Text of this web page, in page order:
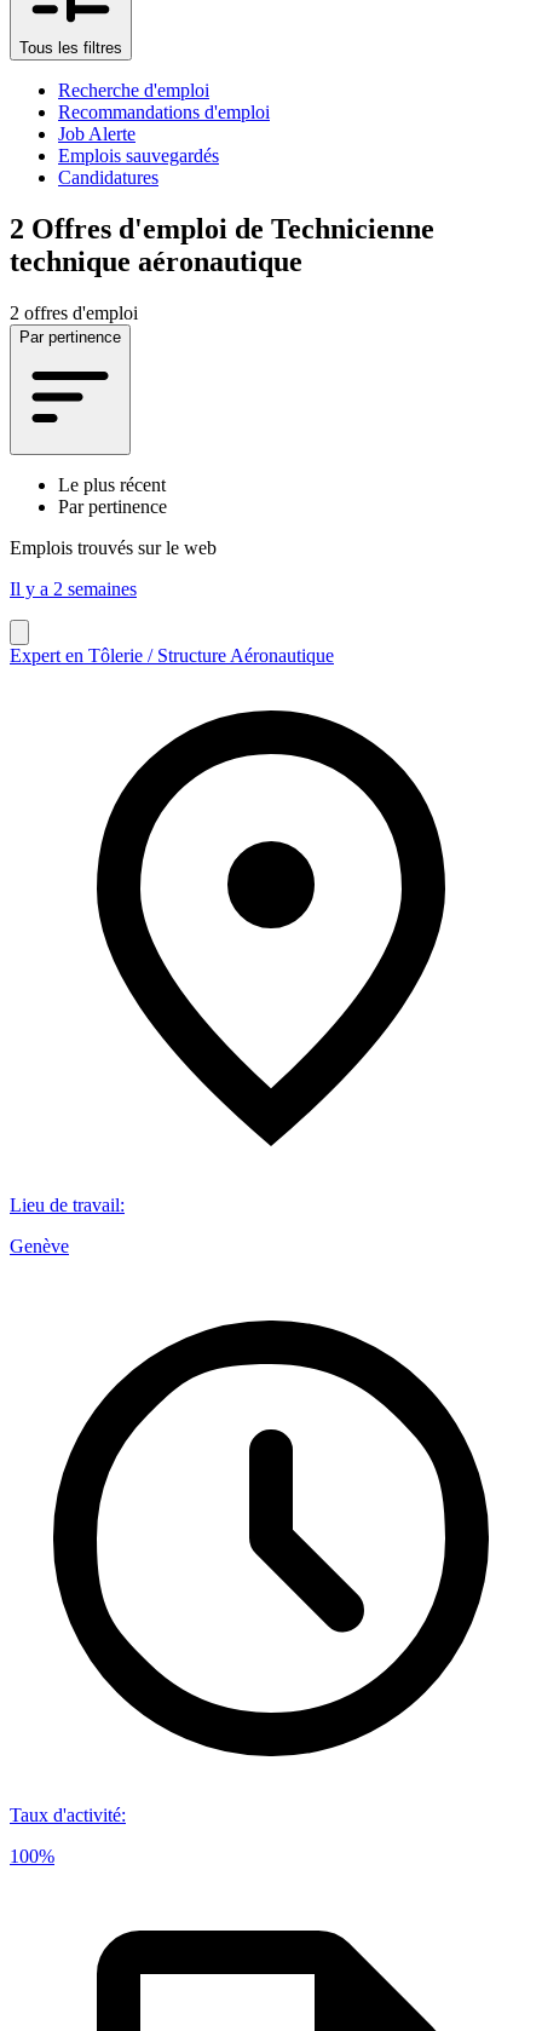
Tous les filtres
Recherche d'emploi
Recommandations d'emploi
Job Alerte
Emplois sauvegardés
Candidatures
2 Offres d'emploi de Technicienne
technique aéronautique
2 offres d'emploi
Par pertinence
Le plus récent
Par pertinence
Emplois trouvés sur le web
Il y a 2 semaines
Expert en Tôlerie / Structure Aéronautique
Lieu de travail:
Genève
Taux d'activité:
100%